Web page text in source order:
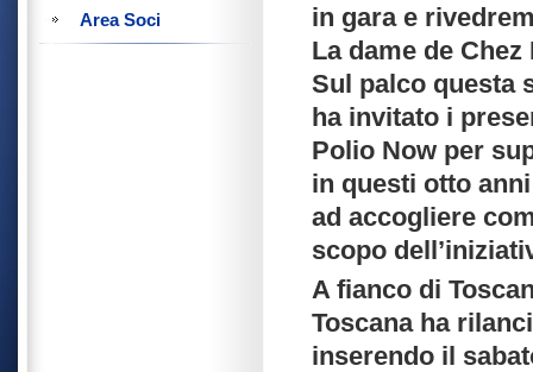
Area Soci
in gara e
La dame de
Sul palco questa
ha invitato i
Polio Now per
in questi otto
ad accogliere
scopo
A fianco di
Toscana ha
inserendo il